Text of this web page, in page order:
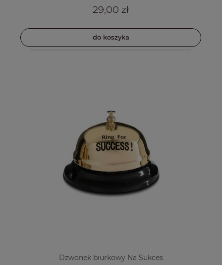
29,00 zł
do koszyka
Dzwonek biurkowy Na Sukces